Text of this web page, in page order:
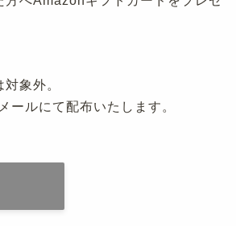
象外。
ルにて配布いたします。